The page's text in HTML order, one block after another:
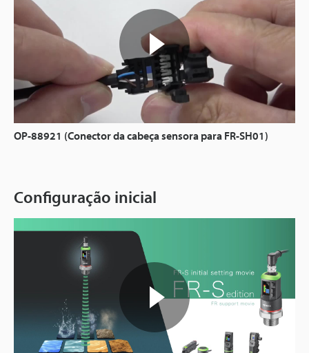
OP-88921 (Conector da cabeça sensora para FR-SH01)
Configuração inicial